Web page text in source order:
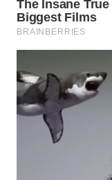
WN
TAPANULI
TENGAH
WN DELI
SERDANG
WN
TEBING